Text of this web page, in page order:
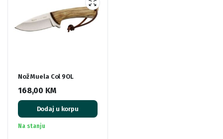
Nož Muela Col 9OL
168,00 KM
Dodaj u korpu
Na stanju